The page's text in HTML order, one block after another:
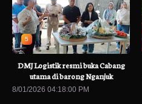
5
DMJ Logistik resmi buka Cabang
utama di barong Nganjuk
8/01/2026 04:18:00 PM